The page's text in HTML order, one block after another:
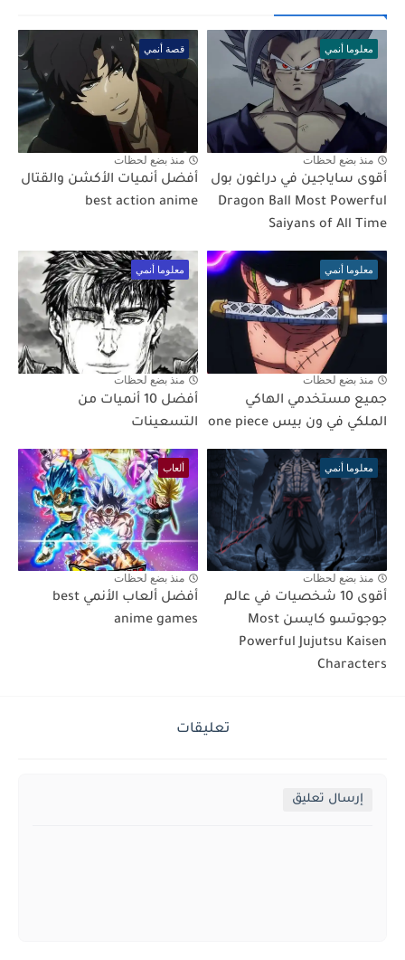
معلوما أنمي
منذ بضع لحظات
أقوى ساياجين في دراغون بول
Dragon Ball Most Powerful
Saiyans of All Time
قصة أنمي
منذ بضع لحظات
أفضل أنميات الأكشن والقتال
best action anime
معلوما أنمي
منذ بضع لحظات
جميع مستخدمي الهاكي
الملكي في ون بيس one piece
معلوما أنمي
منذ بضع لحظات
أفضل 10 أنميات من
التسعينات
معلوما أنمي
منذ بضع لحظات
أقوى 10 شخصيات في عالم
جوجوتسو كايسن Most
Powerful Jujutsu Kaisen
Characters
ألعاب
منذ بضع لحظات
أفضل ألعاب الأنمي best
anime games
تعليقات
إرسال تعليق